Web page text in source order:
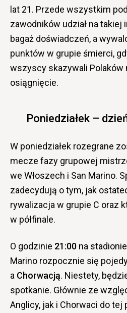
lat 21. Przede wszystkim
zawodników udział na
bagaż doświadczeń, a
punktów w grupie śmierci,
wszyscy skazywali Polaków
osiągnięcie.
Poniedziałek –
W poniedziałek rozegrane
mecze fazy grupowej
we Włoszech i San Marino.
zadecydują o tym, jak
rywalizacja w grupie C oraz
w półfinale.
O godzinie 21:00 na
Marino rozpocznie się
a Chorwacją. Niestety,
spotkanie. Głównie ze
Anglicy, jak i Chorwaci do tej